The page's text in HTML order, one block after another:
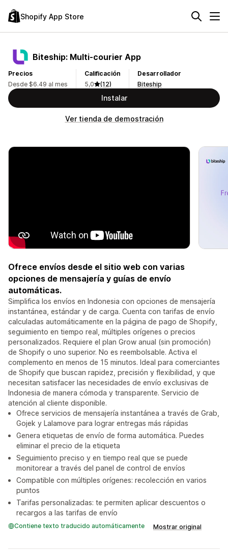
Shopify App Store
Biteship: Multi‑courier App
Precios
Desde $6.49 al mes
Calificación
5,0
(12)
Desarrollador
Biteship
Instalar
Ver tienda de demostración
Ofrece envíos desde el sitio web con varias
opciones de mensajería y guías de envío
automáticas.
Simplifica los envíos en Indonesia con opciones de mensajería
instantánea, estándar y de carga. Cuenta con tarifas de envío
calculadas automáticamente en la página de pago de Shopify,
seguimiento en tiempo real, múltiples orígenes o precios
personalizados. Requiere el plan Grow anual (sin promoción)
de Shopify o uno superior. No es reembolsable. Activa el
complemento en menos de 15 minutos. Ideal para comerciantes
de Shopify que buscan rapidez, precisión y flexibilidad, y que
necesitan satisfacer las necesidades de envío exclusivas de
Indonesia de manera cómoda y transparente. Servicio de
atención al cliente disponible.
Ofrece servicios de mensajería instantánea a través de Grab,
Gojek y Lalamove para lograr entregas más rápidas
Genera etiquetas de envío de forma automática. Puedes
eliminar el precio de la etiqueta
Seguimiento preciso y en tiempo real que se puede
monitorear a través del panel de control de envíos
Compatible con múltiples orígenes: recolección en varios
puntos
Tarifas personalizadas: te permiten aplicar descuentos o
recargos a las tarifas de envío
Contiene texto traducido automáticamente Mostrar original